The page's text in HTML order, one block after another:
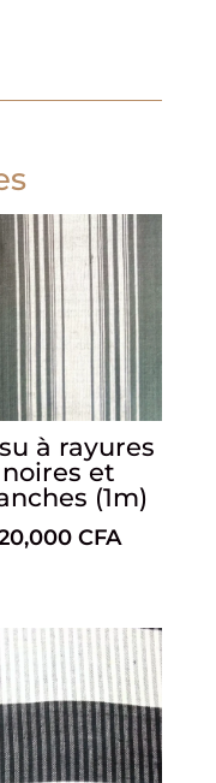
à rayures
noires et
(1m)
CFA